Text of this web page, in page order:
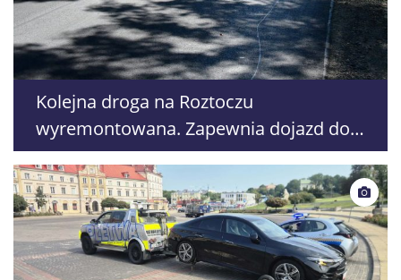
Kolejna droga na Roztoczu
wyremontowana. Zapewnia dojazd do
atrakcji turystycznych